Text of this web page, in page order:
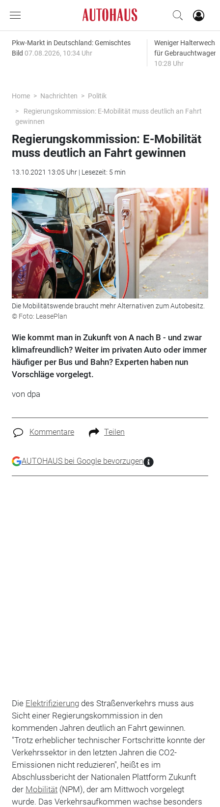
Pkw-Markt in Deutschland: Gemischtes
Bild 07.08.2026, 10:34 Uhr
Weniger
für
10:28 Uhr
Home Nachrichten
Politik
Regierungskommission: E-Mobilität muss deutlich an Fahrt
gewinnen
Regierungskommission: E-Mobilität
muss deutlich an Fahrt gewinnen
13.10.2021 13:05 Uhr | Lesezeit: 5 min
Die Mobilitätswende braucht mehr Alternativen zum Autobesitz.
© Foto: LeasePlan
Wie kommt man in Zukunft von A nach B - und zwar
klimafreundlich? Weiter im privaten Auto oder immer
häufiger per Bus und Bahn? Experten haben nun
Vorschläge vorgelegt.
von dpa
Kommentare Teilen
AUTOHAUS bei Google bevorzugen
Die Elektrifizierungdes Straßenverkehrs muss aus
Sicht einer Regierungskommission in den
kommenden Jahren deutlich an Fahrt gewinnen.
"Trotz erheblicher technischer Fortschritte konnte der
Verkehrssektor in den letzten Jahren die CO2-
Emissionen nicht reduzieren", heißt es im
Abschlussbericht der Nationalen Plattform Zukunft
der Mobilität(NPM), der am Mittwoch vorgelegt
wurde. Das Verkehrsaufkommen wachse besonders